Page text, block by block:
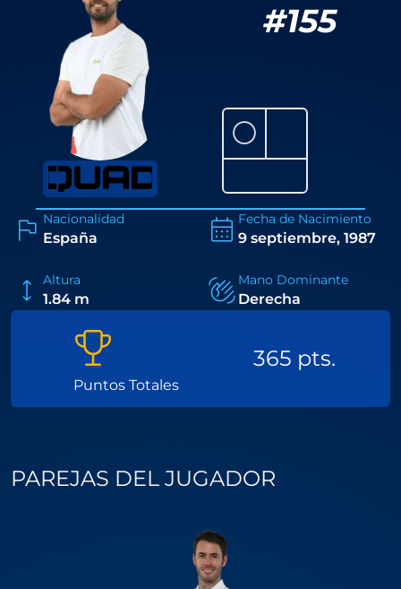
#155
⚪
Nacionalidad
España
Fecha de Nacimiento
9 septiembre, 1987
Altura
1.84 m
Mano Dominante
Derecha
Puntos Totales
365 pts.
PAREJAS DEL JUGADOR